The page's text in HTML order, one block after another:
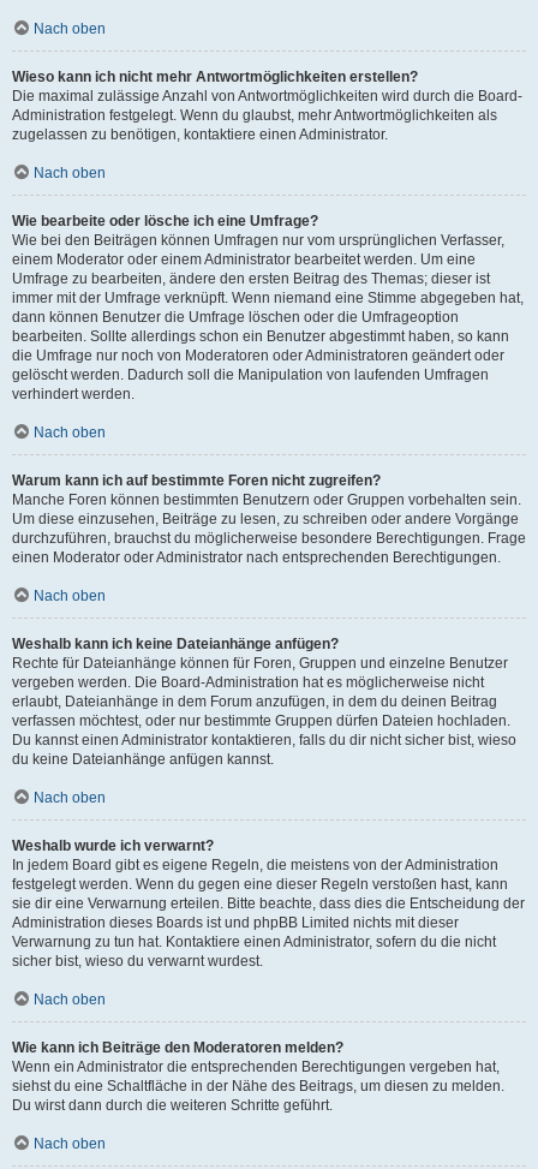
Nach oben
Wieso kann ich nicht mehr Antwortmöglichkeiten erstellen?
Die maximal zulässige Anzahl von Antwortmöglichkeiten wird durch die Board-
Administration festgelegt. Wenn du glaubst, mehr Antwortmöglichkeiten als
zugelassen zu benötigen, kontaktiere einen Administrator.
Nach oben
Wie bearbeite oder lösche ich eine Umfrage?
Wie bei den Beiträgen können Umfragen nur vom ursprünglichen Verfasser,
einem Moderator oder einem Administrator bearbeitet werden. Um eine
Umfrage zu bearbeiten, ändere den ersten Beitrag des Themas; dieser ist
immer mit der Umfrage verknüpft. Wenn niemand eine Stimme abgegeben hat,
dann können Benutzer die Umfrage löschen oder die Umfrageoption
bearbeiten. Sollte allerdings schon ein Benutzer abgestimmt haben, so kann
die Umfrage nur noch von Moderatoren oder Administratoren geändert oder
gelöscht werden. Dadurch soll die Manipulation von laufenden Umfragen
verhindert werden.
Nach oben
Warum kann ich auf bestimmte Foren nicht zugreifen?
Manche Foren können bestimmten Benutzern oder Gruppen vorbehalten sein.
Um diese einzusehen, Beiträge zu lesen, zu schreiben oder andere Vorgänge
durchzuführen, brauchst du möglicherweise besondere Berechtigungen. Frage
einen Moderator oder Administrator nach entsprechenden Berechtigungen.
Nach oben
Weshalb kann ich keine Dateianhänge anfügen?
Rechte für Dateianhänge können für Foren, Gruppen und einzelne Benutzer
vergeben werden. Die Board-Administration hat es möglicherweise nicht
erlaubt, Dateianhänge in dem Forum anzufügen, in dem du deinen Beitrag
verfassen möchtest, oder nur bestimmte Gruppen dürfen Dateien hochladen.
Du kannst einen Administrator kontaktieren, falls du dir nicht sicher bist, wieso
du keine Dateianhänge anfügen kannst.
Nach oben
Weshalb wurde ich verwarnt?
In jedem Board gibt es eigene Regeln, die meistens von der Administration
festgelegt werden. Wenn du gegen eine dieser Regeln verstoßen hast, kann
sie dir eine Verwarnung erteilen. Bitte beachte, dass dies die Entscheidung der
Administration dieses Boards ist und phpBB Limited nichts mit dieser
Verwarnung zu tun hat. Kontaktiere einen Administrator, sofern du die nicht
sicher bist, wieso du verwarnt wurdest.
Nach oben
Wie kann ich Beiträge den Moderatoren melden?
Wenn ein Administrator die entsprechenden Berechtigungen vergeben hat,
siehst du eine Schaltfläche in der Nähe des Beitrags, um diesen zu melden.
Du wirst dann durch die weiteren Schritte geführt.
Nach oben